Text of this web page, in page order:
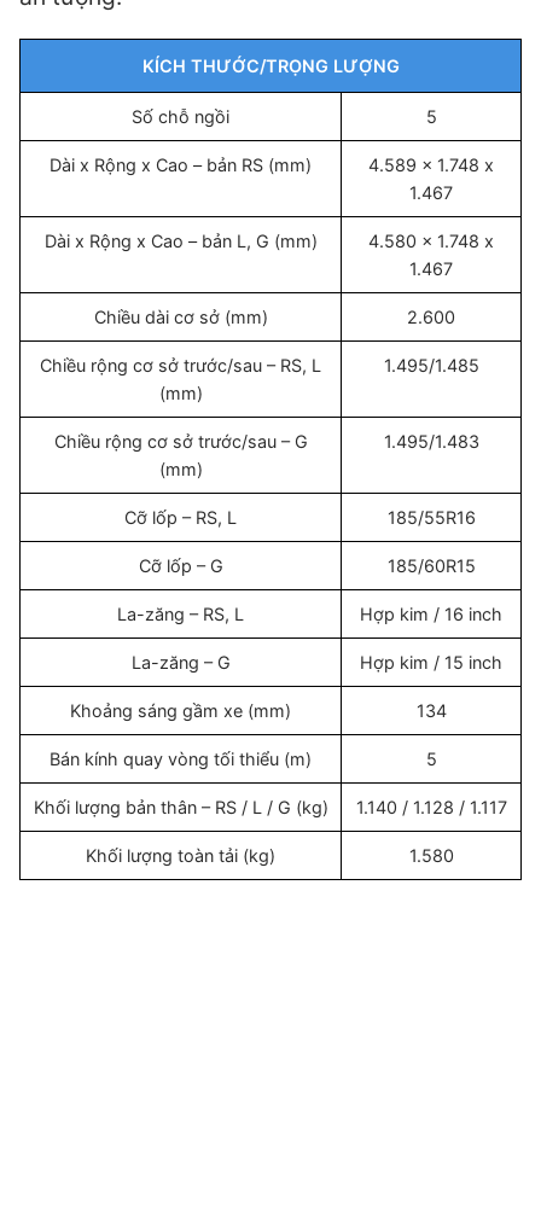
KÍCH THƯỚC/TRỌNG LƯỢNG
Số chỗ ngồi 5
Dài x Rộng x Cao – bản RS (mm)
4.589 x 1.748 x
1.467
Dài x Rộng x Cao – bản L, G (mm)
4.580 x 1.748 x
1.467
Chiều dài cơ sở (mm) 2.600
Chiều rộng cơ sở trước/sau – RS, L
(mm)
1.495/1.485
Chiều rộng cơ sở trước/sau – G
(mm)
1.495/1.483
Cỡ lốp – RS, L 185/55R16
Cỡ lốp – G 185/60R15
La-zăng – RS, L Hợp kim / 16 inch
La-zăng – G Hợp kim / 15 inch
Khoảng sáng gầm xe (mm) 134
Bán kính quay vòng tối thiểu (m) 5
Khối lượng bản thân – RS / L / G (kg) 1.140 / 1.128 / 1.117
Khối lượng toàn tải (kg) 1.580